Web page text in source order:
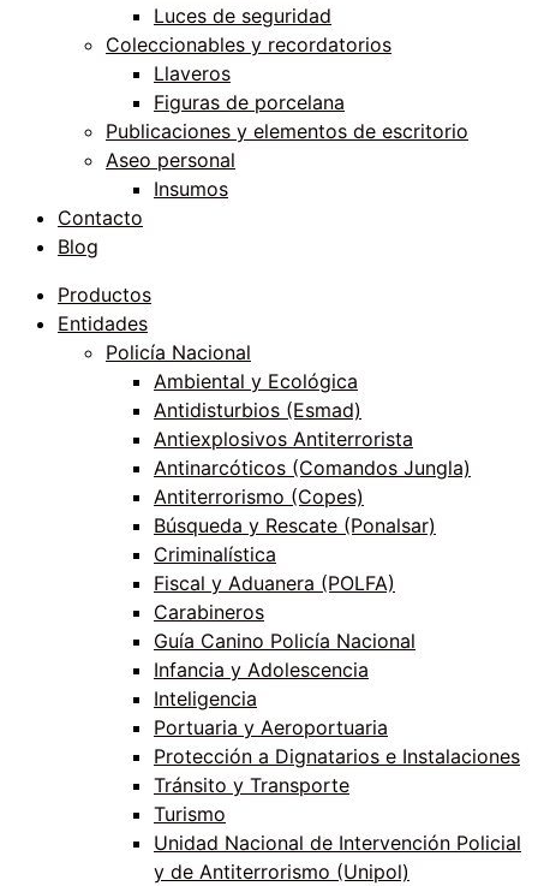
Luces de seguridad
Coleccionables y recordatorios
Llaveros
Figuras de porcelana
Publicaciones y elementos de escritorio
Aseo personal
Insumos
Contacto
Blog
Productos
Entidades
Policía Nacional
Ambiental y Ecológica
Antidisturbios (Esmad)
Antiexplosivos Antiterrorista
Antinarcóticos (Comandos Jungla)
Antiterrorismo (Copes)
Búsqueda y Rescate (Ponalsar)
Criminalística
Fiscal y Aduanera (POLFA)
Carabineros
Guía Canino Policía Nacional
Infancia y Adolescencia
Inteligencia
Portuaria y Aeroportuaria
Protección a Dignatarios e Instalaciones
Tránsito y Transporte
Turismo
Unidad Nacional de Intervención Policial
y de Antiterrorismo (Unipol)